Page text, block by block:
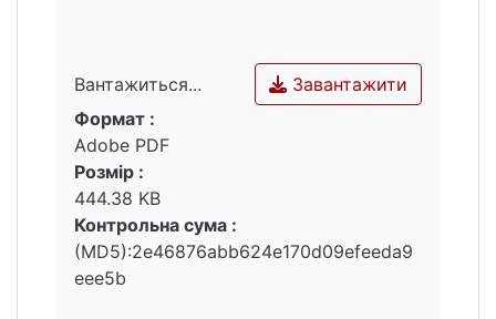
Вантажиться...
Вантажиться...
Завантажити
Формат :
Adobe PDF
Розмір :
444.38 KB
Контрольна сума :
(MD5):2e46876abb624e170d09efeeda9
eee5b